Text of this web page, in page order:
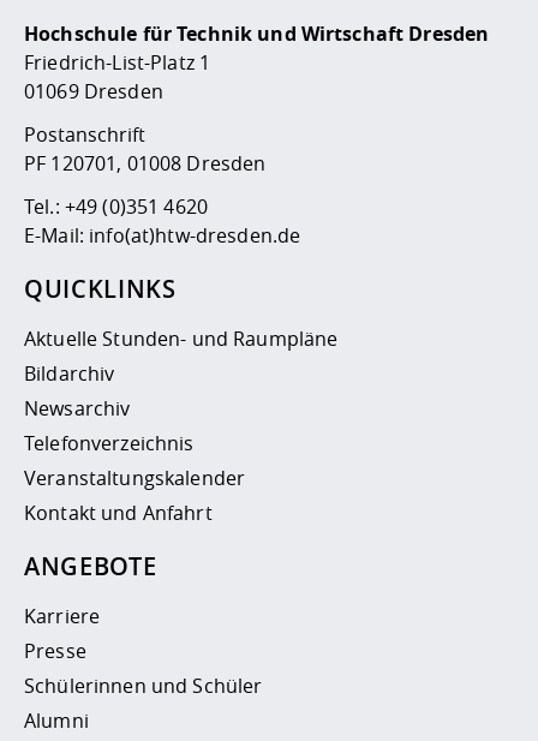
Hochschule für Technik und Wirtschaft Dresden
Friedrich-List-Platz 1
01069 Dresden
Postanschrift
PF 120701, 01008 Dresden
Tel.: +49 (0)351 4620
E-Mail: info(at)htw-dresden.de
QUICKLINKS
Aktuelle Stunden- und Raumpläne
Bildarchiv
Newsarchiv
Telefonverzeichnis
Veranstaltungskalender
Kontakt und Anfahrt
ANGEBOTE
Karriere
Presse
Schülerinnen und Schüler
Alumni